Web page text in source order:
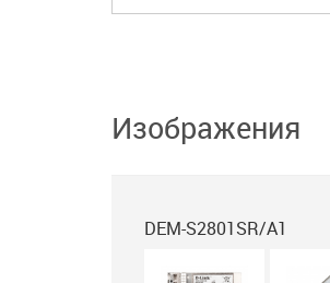
Изображения
DEM-S2801SR/A1